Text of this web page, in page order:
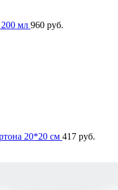
мл 960 руб.
20*20 см 417 руб.